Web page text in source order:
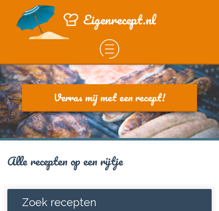
Eigenrecept.nl
Verras mij met een recept!
Alle recepten op een rijtje
Zoek recepten